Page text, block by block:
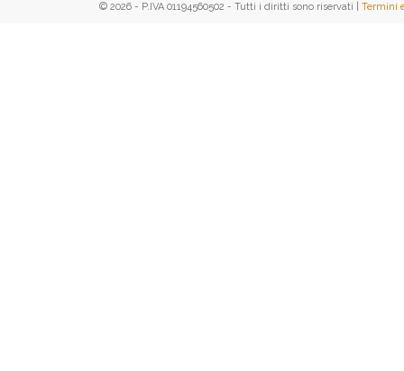
© 2026 - P.IVA 01194560502 - Tutti i diritti sono riservati | Termini